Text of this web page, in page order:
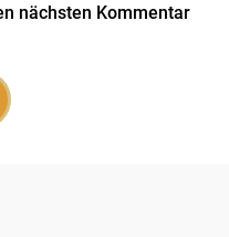
nächsten Kommentar